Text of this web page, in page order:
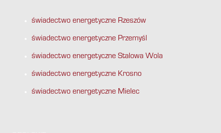
świadectwo energetyczne Rzeszów
świadectwo energetyczne Przemyśl
świadectwo energetyczne Stalowa Wola
świadectwo energetyczne Krosno
świadectwo energetyczne Mielec